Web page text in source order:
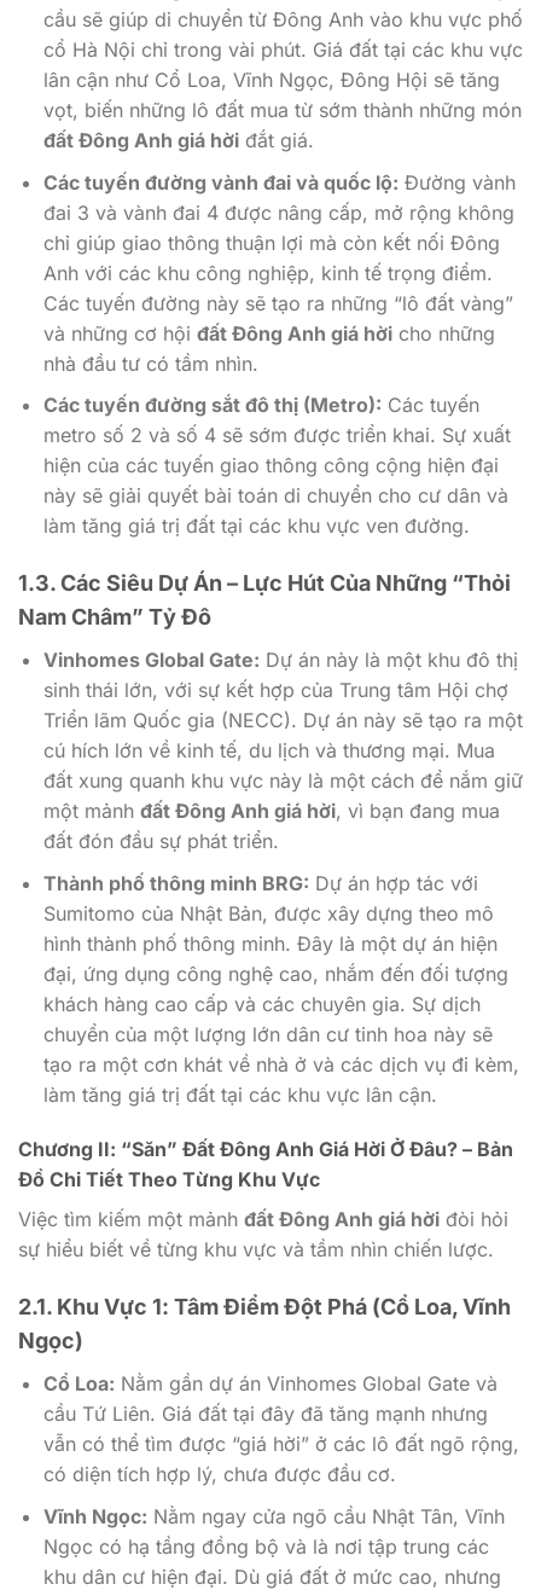
cầu sẽ giúp di chuyển từ Đông Anh vào khu vực phố
cổ Hà Nội chỉ trong vài phút. Giá đất tại các khu vực
lân cận như Cổ Loa, Vĩnh Ngọc, Đông Hội sẽ tăng
vọt, biến những lô đất mua từ sớm thành những món
đất Đông Anh giá hờiđắt giá.
Các tuyến đường vành đai và quốc lộ: Đường vành
đai 3 và vành đai 4 được nâng cấp, mở rộng không
chỉ giúp giao thông thuận lợi mà còn kết nối Đông
Anh với các khu công nghiệp, kinh tế trọng điểm.
Các tuyến đường này sẽ tạo ra những “lô đất vàng”
và những cơ hội đất Đông Anh giá hờicho những
nhà đầu tư có tầm nhìn.
Các tuyến đường sắt đô thị (Metro): Các tuyến
metro số 2 và số 4 sẽ sớm được triển khai. Sự xuất
hiện của các tuyến giao thông công cộng hiện đại
này sẽ giải quyết bài toán di chuyển cho cư dân và
làm tăng giá trị đất tại các khu vực ven đường.
1.3. Các Siêu Dự Án – Lực Hút Của Những “Thỏi
Nam Châm” Tỷ Đô
Vinhomes Global Gate: Dự án này là một khu đô thị
sinh thái lớn, với sự kết hợp của Trung tâm Hội chợ
Triển lãm Quốc gia (NECC). Dự án này sẽ tạo ra một
cú hích lớn về kinh tế, du lịch và thương mại. Mua
đất xung quanh khu vực này là một cách để nắm giữ
một mảnh đất Đông Anh giá hời, vì bạn đang mua
đất đón đầu sự phát triển.
Thành phố thông minh BRG: Dự án hợp tác với
Sumitomo của Nhật Bản, được xây dựng theo mô
hình thành phố thông minh. Đây là một dự án hiện
đại, ứng dụng công nghệ cao, nhắm đến đối tượng
khách hàng cao cấp và các chuyên gia. Sự dịch
chuyển của một lượng lớn dân cư tinh hoa này sẽ
tạo ra một cơn khát về nhà ở và các dịch vụ đi kèm,
làm tăng giá trị đất tại các khu vực lân cận.
Chương II: “Săn” Đất Đông Anh Giá Hời Ở Đâu? – Bản
Đồ Chi Tiết Theo Từng Khu Vực
Việc tìm kiếm một mảnh đất Đông Anh giá hời đòi hỏi
sự hiểu biết về từng khu vực và tầm nhìn chiến lược.
2.1. Khu Vực 1: Tâm Điểm Đột Phá (Cổ Loa, Vĩnh
Ngọc)
Cổ Loa: Nằm gần dự án Vinhomes Global Gate và
cầu Tứ Liên. Giá đất tại đây đã tăng mạnh nhưng
vẫn có thể tìm được “giá hời” ở các lô đất ngõ rộng,
có diện tích hợp lý, chưa được đầu cơ.
Vĩnh Ngọc: Nằm ngay cửa ngõ cầu Nhật Tân, Vĩnh
Ngọc có hạ tầng đồng bộ và là nơi tập trung các
khu dân cư hiện đại. Dù giá đất ở mức cao, nhưng